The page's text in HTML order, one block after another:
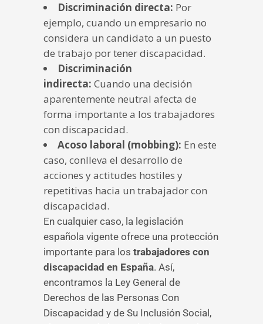
Discriminación directa: Por
ejemplo, cuando un empresario no
considera un candidato a un puesto
de trabajo por tener discapacidad.
Discriminación
indirecta: Cuando una decisión
aparentemente neutral afecta de
forma importante a los trabajadores
con discapacidad.
Acoso laboral (mobbing): En este
caso, conlleva el desarrollo de
acciones y actitudes hostiles y
repetitivas hacia un trabajador con
discapacidad.
En cualquier caso, la legislación
española vigente ofrece una protección
importante para los trabajadores con
discapacidad en España. Así,
encontramos la Ley General de
Derechos de las Personas Con
Discapacidad y de Su Inclusión Social,